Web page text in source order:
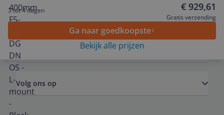
3 tot 4 dagen € 929,61
Gratis verzending
Ga naar goedkoopste
Bekijk alle prijzen
Algemeen
Volg ons op